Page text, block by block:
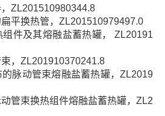
ZL201510980344.8
平换热管，ZL201510979497.0
件及其熔融盐蓄热罐， ZL20191
，ZL201910370241.8
脉动管束熔融盐蓄热罐，ZL2019
管束换热组件熔融盐蓄热罐，ZL2